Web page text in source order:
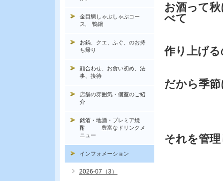
お酒って
べて
作り上げ
だから季
それを管
金目鯛しゃぶしゃぶコー
ス, 鴨鍋
お鍋、クエ、ふぐ、のお持
ち帰り
顔合わせ、お食い初め、法
事、接待
店舗の雰囲気・個室のご紹
介
銘酒・地酒・プレミア焼
酎 豊富なドリンクメ
ニュー
インフォメーション
2026-07（3）